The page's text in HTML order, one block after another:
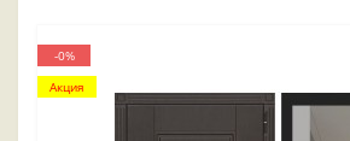
-0%
Акция